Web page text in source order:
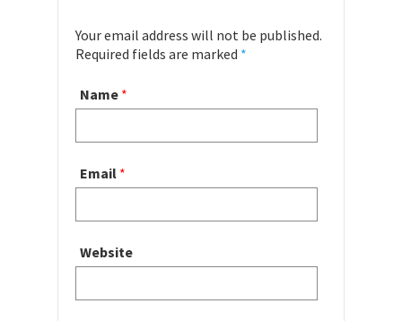
Your email address will not be published.
Required fields are marked *
Name *
Email *
Website